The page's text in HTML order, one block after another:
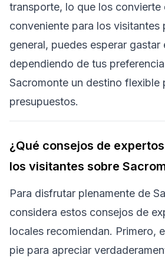
transporte, lo que los convierte
conveniente para los visitantes
general, puedes esperar
dependiendo de tus
Sacromonte un destino flexible
presupuestos.
¿Qué consejos de
los visitantes sobre
Para disfrutar plenamente de
considera estos consejos de
locales recomiendan. Primero,
pie para apreciar